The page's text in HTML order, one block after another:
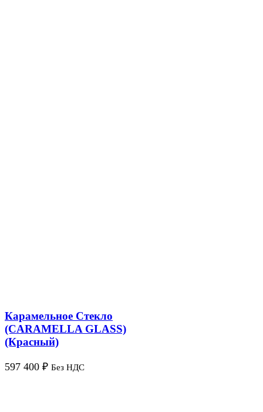
Карамельное Стекло
(CARAMELLA GLASS)
(Красный)
597 400 ₽ Без НДС